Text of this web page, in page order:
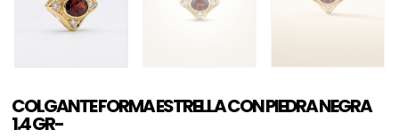
COLGANTE FORMA ESTRELLA CON PIEDRA NEGRA
1.4 GR-